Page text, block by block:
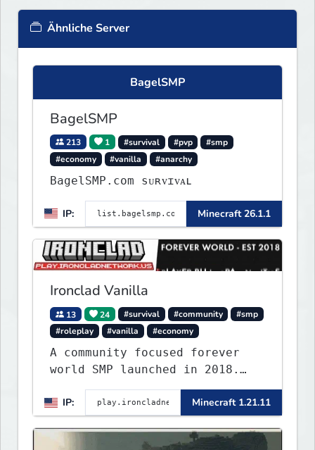
Ähnliche Server
BagelSMP
BagelSMP
213 1 #survival #pvp
#smp
#economy
#vanilla #anarchy
BagelSMP.com ѕᴜʀᴠɪᴠᴀʟ
IP: Minecraft 26.1.1
Ironclad Vanilla
13 24 #survival #community
#smp
#roleplay
#vanilla #economy
A community focused forever
world SMP launched in 2018.
Large community-built
functioning spawn cities with
no spawned in items or cheats.
IP: Minecraft 1.21.11